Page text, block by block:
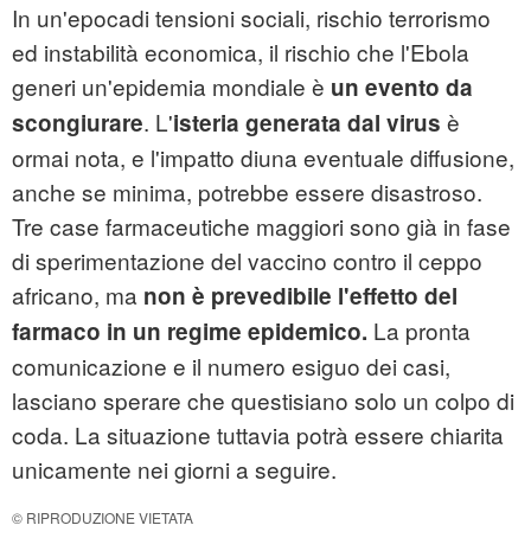
In un'epocadi tensioni sociali, rischio terrorismo
ed instabilità economica, il rischio che l'Ebola
generi un'epidemia mondiale è un evento da
scongiurare. L'isteria generata dal virus è
ormai nota, e l'impatto diuna eventuale diffusione,
anche se minima, potrebbe essere disastroso.
Tre case farmaceutiche maggiori sono già in fase
di sperimentazione del vaccino contro il ceppo
africano, ma non è prevedibile l'effetto del
farmaco in un regime epidemico. La pronta
comunicazione e il numero esiguo dei casi,
lasciano sperare che questisiano solo un colpo di
coda. La situazione tuttavia potrà essere chiarita
unicamente nei giorni a seguire.
© RIPRODUZIONE VIETATA